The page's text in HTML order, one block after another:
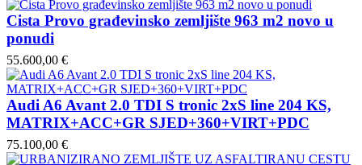
Cista Provo građevinsko zemljište 963 m2 novo u
ponudi
55.600,00 €
Audi A6 Avant 2.0 TDI S tronic 2xS line 204 KS,
MATRIX+ACC+GR SJED+360+VIRT+PDC
75.100,00 €